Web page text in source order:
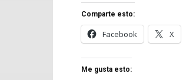
Comparte esto:
Facebook X
Me gusta esto: